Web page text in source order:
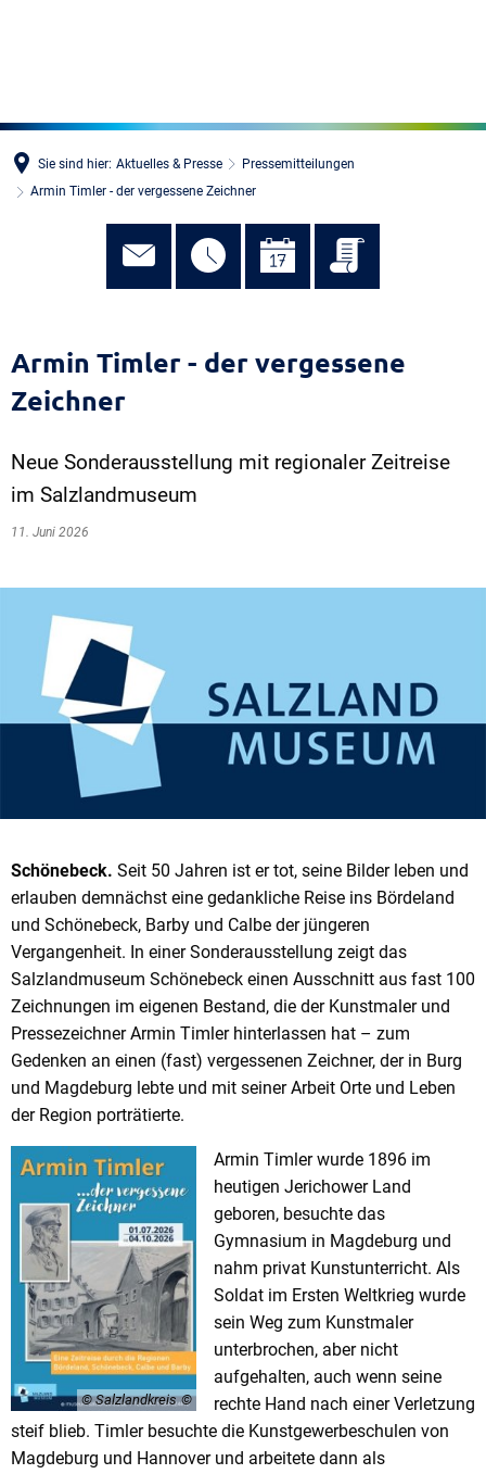
Sie sind hier: Aktuelles & Presse
Pressemitteilungen
Armin Timler - der vergessene Zeichner
Armin Timler - der vergessene
Zeichner
Neue Sonderausstellung mit regionaler Zeitreise
im Salzlandmuseum
11. Juni 2026
Schönebeck. Seit 50 Jahren ist er tot, seine Bilder leben und
erlauben demnächst eine gedankliche Reise ins Bördeland
und Schönebeck, Barby und Calbe der jüngeren
Vergangenheit. In einer Sonderausstellung zeigt das
Salzlandmuseum Schönebeck einen Ausschnitt aus fast 100
Zeichnungen im eigenen Bestand, die der Kunstmaler und
Pressezeichner Armin Timler hinterlassen hat – zum
Gedenken an einen (fast) vergessenen Zeichner, der in Burg
und Magdeburg lebte und mit seiner Arbeit Orte und Leben
der Region porträtierte.
© Salzlandkreis
Armin Timler wurde 1896 im
heutigen Jerichower Land
geboren, besuchte das
Gymnasium in Magdeburg und
nahm privat Kunstunterricht. Als
Soldat im Ersten Weltkrieg wurde
sein Weg zum Kunstmaler
unterbrochen, aber nicht
aufgehalten, auch wenn seine
rechte Hand nach einer Verletzung
steif blieb. Timler besuchte die Kunstgewerbeschulen von
Magdeburg und Hannover und arbeitete dann als